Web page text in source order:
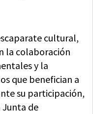
cultural,
la colaboración
y la
que benefician a
su participación,
Junta de